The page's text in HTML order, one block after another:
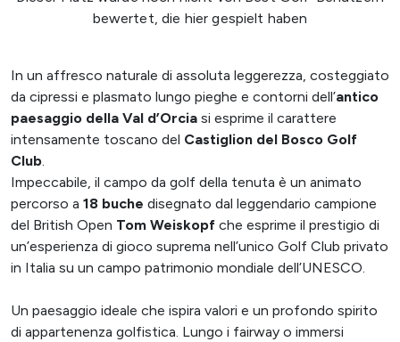
bewertet, die hier gespielt haben
In un affresco naturale di assoluta leggerezza, costeggiato
da cipressi e plasmato lungo pieghe e contorni dell’antico
paesaggio della Val d’Orcia si esprime il carattere
intensamente toscano del Castiglion del Bosco Golf
Club
Impeccabile, il campo da golf della tenuta è un animato
percorso a 18 buche disegnato dal leggendario campione
del British Open Tom Weiskopf che esprime il prestigio di
un’esperienza di gioco suprema nell’unico Golf Club privato
in Italia su un campo patrimonio mondiale dell’UNESCO.
Un paesaggio ideale che ispira valori e un profondo spirito
di appartenenza golfistica. Lungo i fairway o immersi